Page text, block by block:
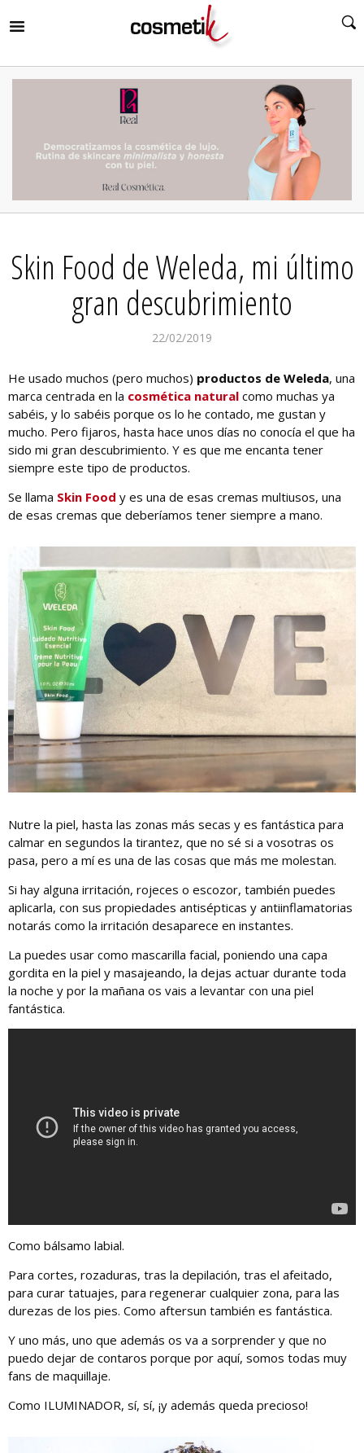
Skin Food de Weleda, mi último
gran descubrimiento
22/02/2019
He usado muchos (pero muchos) productos de Weleda, una
marca centrada en la cosmética natural como muchas ya
sabéis, y lo sabéis porque os lo he contado, me gustan y
mucho. Pero fijaros, hasta hace unos días no conocía el que ha
sido mi gran descubrimiento. Y es que me encanta tener
siempre este tipo de productos.
Se llama Skin Food y es una de esas cremas multiusos, una
de esas cremas que deberíamos tener siempre a mano.
Nutre la piel, hasta las zonas más secas y es fantástica para
calmar en segundos la tirantez, que no sé si a vosotras os
pasa, pero a mí es una de las cosas que más me molestan.
Si hay alguna irritación, rojeces o escozor, también puedes
aplicarla, con sus propiedades antisépticas y antiinflamatorias
notarás como la irritación desaparece en instantes.
La puedes usar como mascarilla facial, poniendo una capa
gordita en la piel y masajeando, la dejas actuar durante toda
la noche y por la mañana os vais a levantar con una piel
fantástica.
Como bálsamo labial.
Para cortes, rozaduras, tras la depilación, tras el afeitado,
para curar tatuajes, para regenerar cualquier zona, para las
durezas de los pies. Como aftersun también es fantástica.
Y uno más, uno que además os va a sorprender y que no
puedo dejar de contaros porque por aquí, somos todas muy
fans de maquillaje.
Como ILUMINADOR, sí, sí, ¡y además queda precioso!